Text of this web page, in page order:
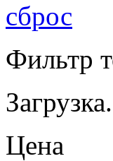
сброс
Фильтр
Цена